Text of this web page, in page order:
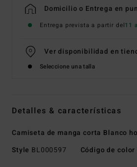
Domicilio o Entrega en
Entrega prevista a partir del11
Ver disponibilidad en
Seleccione una talla
Detalles & características
Camiseta de manga corta Blanco
Style BL000597 Código de color